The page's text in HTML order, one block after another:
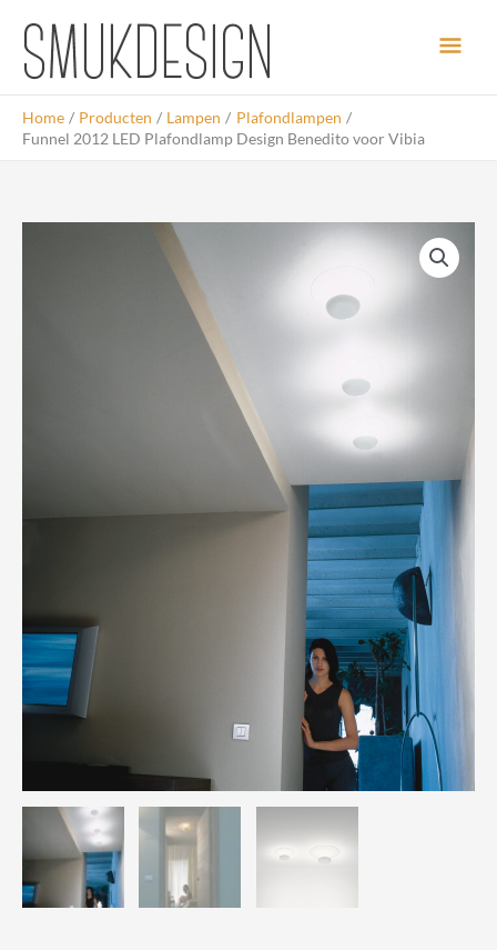
inhoud
Home Producten Lampen
Plafondlampen
Funnel 2012 LED Plafondlamp Design Benedito voor Vibia